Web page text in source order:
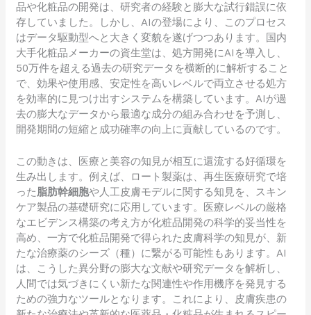
品や化粧品の開発は、研究者の経験と膨大な試行錯誤に依
存していました。しかし、AIの登場により、このプロセス
はデータ駆動型へと大きく変貌を遂げつつあります。国内
大手化粧品メーカーの資生堂は、処方開発にAIを導入し、
50万件を超える過去の研究データを横断的に解析すること
で、効果や使用感、安定性を高いレベルで両立させる処方
を効率的に見つけ出すシステムを構築しています。AIが過
去の膨大なデータから最適な成分の組み合わせを予測し、
開発期間の短縮と成功確率の向上に貢献しているのです。
この動きは、医療と美容の知見が相互に還流する好循環を
生み出します。例えば、ロート製薬は、再生医療研究で培
った脂肪幹細胞や人工皮膚モデルに関する知見を、スキン
ケア製品の基礎研究に応用しています。医療レベルの厳格
なエビデンス構築の考え方が化粧品開発の科学的妥当性を
高め、一方で化粧品開発で得られた皮膚科学の知見が、新
たな治療薬のシーズ（種）に繋がる可能性もあります。AI
は、こうした異分野の膨大な文献や研究データを解析し、
人間では気づきにくい新たな関連性や作用機序を発見する
ための強力なツールとなります。これにより、皮膚疾患の